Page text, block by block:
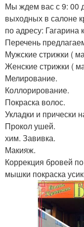
Мы ждем вас с 9: 00
выходных в салоне
по адресу: Гагарина
Перечень
Мужские стрижки (
Женские стрижки (
Мелирование.
Коллорирование.
Покраска волос.
Укладки и прически
Прокол ушей.
хим. Завивка.
Макияж.
Коррекция бровей
мышки покраска